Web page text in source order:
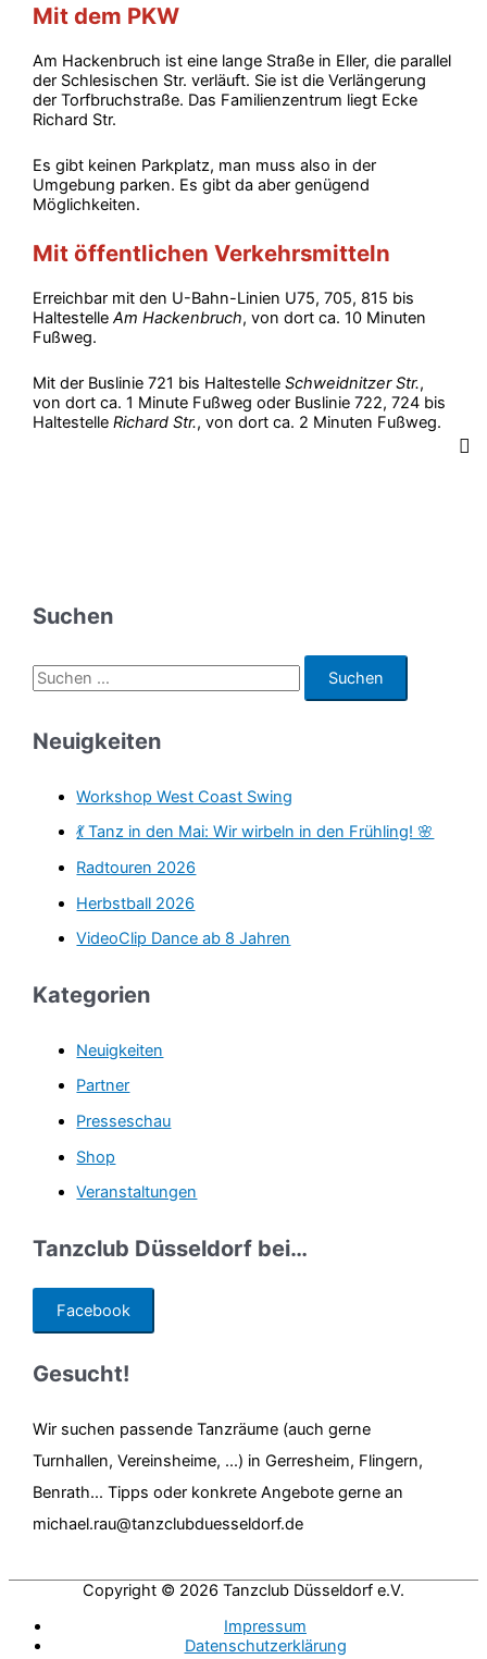
Mit dem PKW
Am Hackenbruch ist eine lange Straße in Eller, die parallel
der Schlesischen Str. verläuft. Sie ist die Verlängerung
der Torfbruchstraße. Das Familienzentrum liegt Ecke
Richard Str.
Es gibt keinen Parkplatz, man muss also in der
Umgebung parken. Es gibt da aber genügend
Möglichkeiten.
Mit öffentlichen Verkehrsmitteln
Erreichbar mit den U-Bahn-Linien U75, 705, 815 bis
HaltestelleAm Hackenbruch, von dort ca. 10 Minuten
Fußweg.
Mit der Buslinie 721 bis HaltestelleSchweidnitzer Str.,
von dort ca. 1 Minute Fußweg oder Buslinie 722, 724 bis
HaltestelleRichard Str., von dort ca. 2 Minuten Fußweg.
Suchen
S
c
:
Neuigkeiten
Workshop West Coast Swing
💃 Tanz in den Mai: Wir wirbeln in den Frühling! 🌸
Radtouren 2026
Herbstball 2026
VideoClip Dance ab 8 Jahren
Kategorien
Neuigkeiten
Partner
Presseschau
Shop
Veranstaltungen
Tanzclub Düsseldorf bei…
Facebook
Gesucht!
Wir suchen passende Tanzräume (auch gerne
Turnhallen, Vereinsheime, ...) in Gerresheim, Flingern,
Benrath... Tipps oder konkrete Angebote gerne an
michael.rau@tanzclubduesseldorf.de
Copyright © 2026 Tanzclub Düsseldorf e.V.
Impressum
Datenschutzerklärung